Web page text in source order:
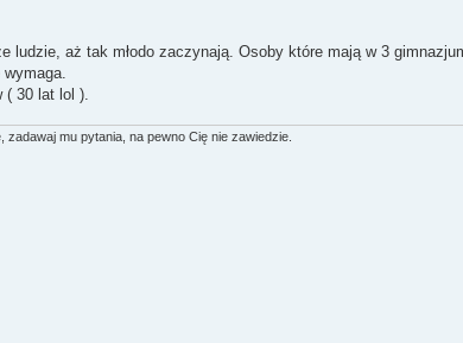
ludzie, aż tak młodo zaczynają. Osoby które mają w 3
( 30 lat lol ).
mu pytania, na pewno Cię nie zawiedzie.